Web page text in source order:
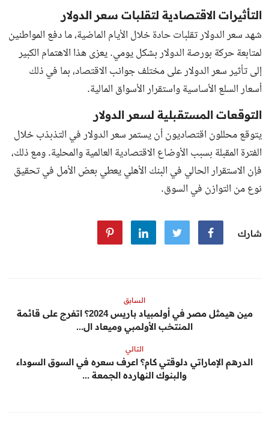
التأثيرات الاقتصادية لتقلبات سعر الدولار
شهد سعر الدولار تقلبات حادة خلال الأيام الماضية، ما دفع المواطنين
لمتابعة حركة بورصة الدولار بشكل يومي. يعزى هذا الاهتمام الكبير
إلى تأثير سعر الدولار على مختلف جوانب الاقتصاد، بما في ذلك
أسعار السلع الأساسية واستقرار الأسواق المالية.
التوقعات المستقبلية لسعر الدولار
يتوقع محللون اقتصاديون أن يستمر سعر الدولار في التذبذب خلال
الفترة المقبلة بسبب الأوضاع الاقتصادية العالمية والمحلية. ومع ذلك،
فإن الاستقرار الحالي في البنك الأهلي يعطي بعض الأمل في تحقيق
نوع من التوازن في السوق.
شارك
السابق
مين هيمثل مصر في أولمبياد باريس 2024؟ اتفرج على قائمة
المنتخب الأولمبي وميعاد ال...
التالي
الدرهم الإماراتي دلوقتي كام؟ اعرف سعره في السوق السوداء
والبنوك النهارده الجمعة ...